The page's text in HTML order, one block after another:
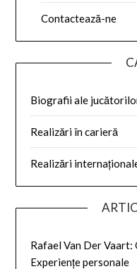
Contactează-ne
Biografii ale
Realizări în carieră
Realizări
Rafael Van Der Vaart:
Experiențe personale